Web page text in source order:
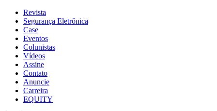
Revista
Segurança Eletrônica
Case
Eventos
Colunistas
Vídeos
Assine
Contato
Anuncie
Carreira
EQUITY